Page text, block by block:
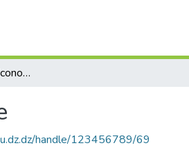
Thèses de Doctorat Economie
handle/123456789/69